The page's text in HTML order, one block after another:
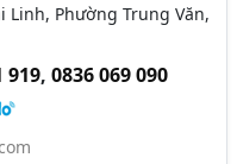
Linh, Phường Trung Văn,
919,0836 069 090